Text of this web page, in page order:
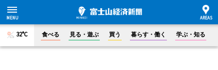
32°C 食べる 見る・遊ぶ 買う 暮らす・働く 学ぶ・知る